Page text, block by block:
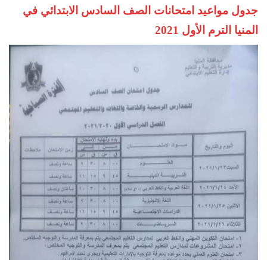
جدول مواعيد امتحانات الصف السادس الابتدائي في
المنيا الترم الأول 2021